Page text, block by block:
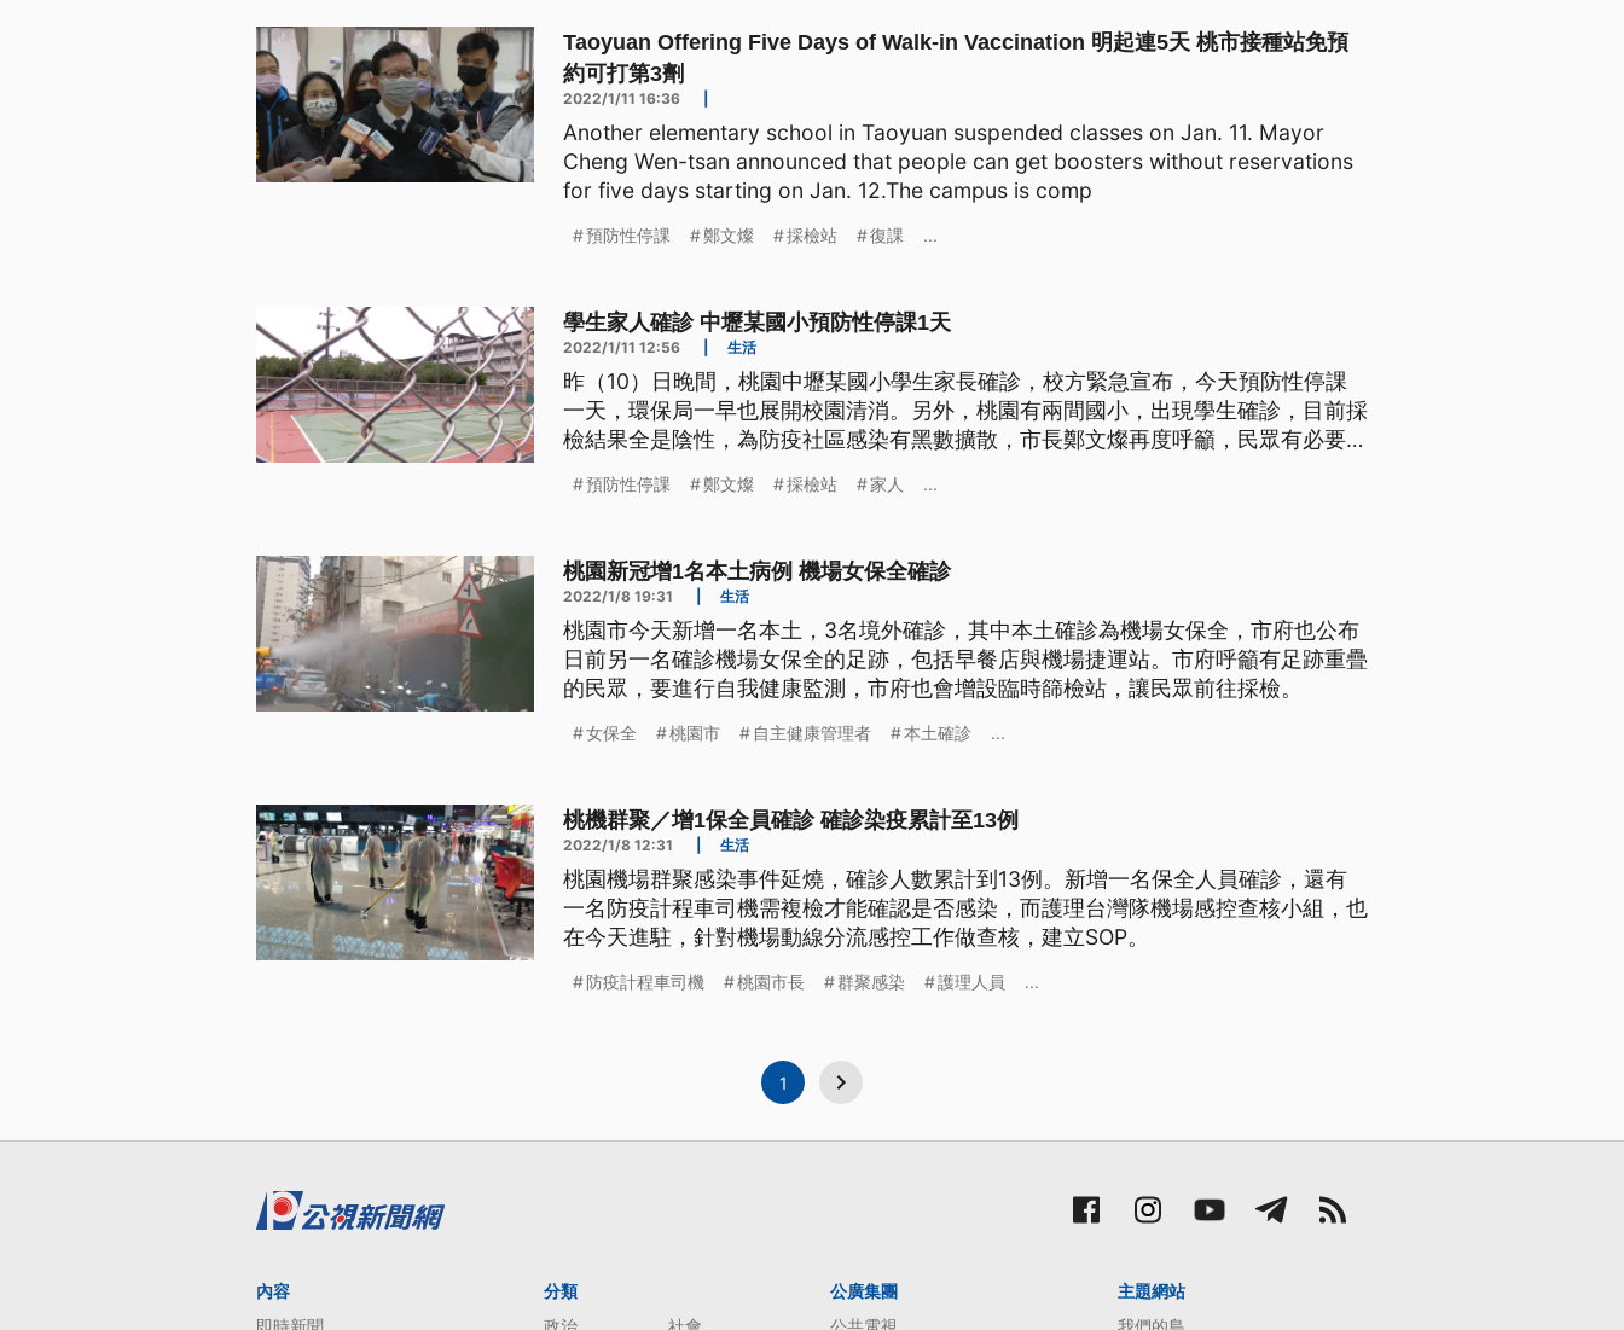
Taoyuan Offering Five Days of Walk-in Vaccination 明起連5天 桃市接種站免預
約可打第3劑
2022/1/11 16:36
Another elementary school in Taoyuan suspended classes on Jan. 11. Mayor
Cheng Wen-tsan announced that people can get boosters without reservations
for five days starting on Jan. 12.The campus is comp
預防性停課 鄭文燦 採檢站 復課 ...
學生家人確診 中壢某國小預防性停課1天
2022/1/11 12:56 生活
昨（10）日晚間，桃園中壢某國小學生家長確診，校方緊急宣布，今天預防性停課
一天，環保局一早也展開校園清消。另外，桃園有兩間國小，出現學生確診，目前採
檢結果全是陰性，為防疫社區感染有黑數擴散，市長鄭文燦再度呼籲，民眾有必要就
隨打。
預防性停課 鄭文燦 採檢站 家人 ...
桃園新冠增1名本土病例 機場女保全確診
2022/1/8 19:31 生活
桃園市今天新增一名本土，3名境外確診，其中本土確診為機場女保全，市府也公布
日前另一名確診機場女保全的足跡，包括早餐店與機場捷運站。市府呼籲有足跡重疊
的民眾，要進行自我健康監測，市府也會增設臨時篩檢站，讓民眾前往採檢。
女保全 桃園市 自主健康管理者 本土確診 ...
桃機群聚／增1保全員確診 確診染疫累計至13例
2022/1/8 12:31 生活
桃園機場群聚感染事件延燒，確診人數累計到13例。新增一名保全人員確診，還有
一名防疫計程車司機需複檢才能確認是否感染，而護理台灣隊機場感控查核小組，也
在今天進駐，針對機場動線分流感控工作做查核，建立SOP。
防疫計程車司機 桃園市長 群聚感染 護理人員 ...
1
內容
即時新聞
分類
政治
社會
公廣集團
公共電視
主題網站
我們的島